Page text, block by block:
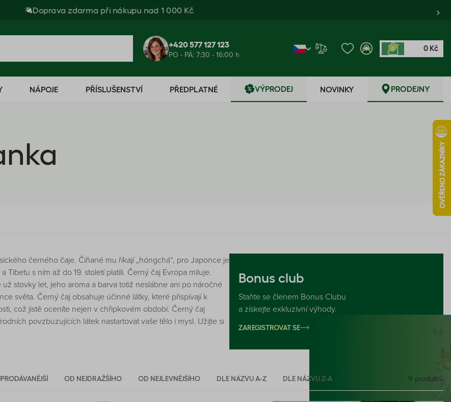
Doprava zdarma při nákupu nad 1 000 Kč
+420 577 127 123
PO - PÁ: 7:30 - 16:00 h
0 0 Kč
NÁPOJE PŘÍSLUŠENSTVÍ PŘEDPLATNÉ VÝPRODEJ NOVINKY PRODEJNY
černého čaje. Číňané mu říkají „hóngchá“, pro Japonce je
Tibetu s ním až do 19. století platili. Černý čaj Evropa miluje.
stovky let, jeho aroma a barva totiž neslábne ani po náročné
světa. Černý čaj obsahuje účinné látky, které přispívají k
což jistě oceníte nejen v chřipkovém období. Černý čaj
povzbuzujících látek nastartovat vaše tělo i mysl. Užijte si
Bonus club
Staňte se členem Bonus Clubu
a získejte exkluzivní výhody.
ZAREGISTROVAT SE
OD NEJDRAŽŠÍHO OD NEJLEVNĚJŠÍHO DLE NÁZVU A-Z DLE NÁZVU Z-A 9 produktů